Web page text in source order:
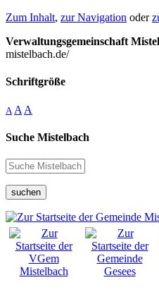
Zum Inhalt, zur Navigation oder
Verwaltungsgemeinschaft
mistelbach.de/
Schriftgröße
A A A
Suche Mistelbach
suchen